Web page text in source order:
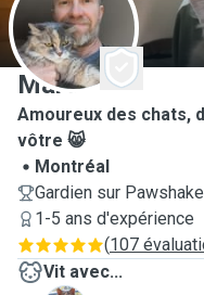
M
Marc
Amoureux des chats,
vôtre 😸
Montréal
Gardien sur
1-5 ans d'expérience
(107
Vit avec...